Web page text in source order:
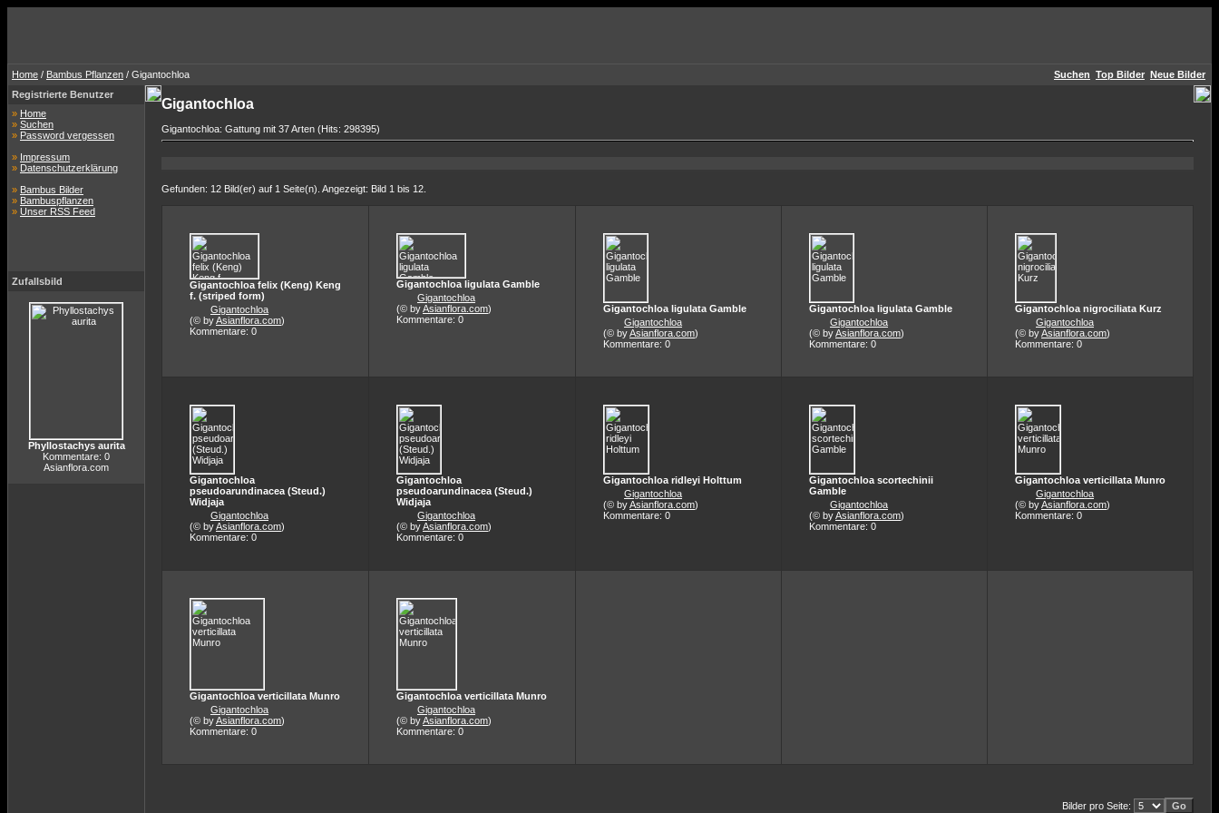
Home / Bambus Pflanzen / Gigantochloa Suchen Top Bilder Neue Bilder
Registrierte Benutzer
» Home
» Suchen
» Password vergessen
» Impressum
» Datenschutzerklärung
» Bambus Bilder
» Bambuspflanzen
» Unser RSS Feed
Zufallsbild
Phyllostachys aurita
Kommentare: 0
Asianflora.com
Gigantochloa
Gigantochloa: Gattung mit 37 Arten (Hits: 298395)
Gefunden: 12 Bild(er) auf 1 Seite(n). Angezeigt: Bild 1 bis 12.
Gigantochloa felix (Keng) Keng
f. (striped form)
Gigantochloa
(© byAsianflora.com)
Kommentare: 0
Gigantochloa ligulata Gamble
Gigantochloa
(© byAsianflora.com)
Kommentare: 0
Gigantochloa ligulata Gamble
Gigantochloa
(© byAsianflora.com)
Kommentare: 0
Gigantochloa ligulata Gamble
Gigantochloa
(© byAsianflora.com)
Kommentare: 0
Gigantochloa nigrociliata Kurz
Gigantochloa
(© byAsianflora.com)
Kommentare: 0
Gigantochloa
pseudoarundinacea (Steud.)
Widjaja
Gigantochloa
(© byAsianflora.com)
Kommentare: 0
Gigantochloa
pseudoarundinacea (Steud.)
Widjaja
Gigantochloa
(© byAsianflora.com)
Kommentare: 0
Gigantochloa ridleyi Holttum
Gigantochloa
(© byAsianflora.com)
Kommentare: 0
Gigantochloa scortechinii
Gamble
Gigantochloa
(© byAsianflora.com)
Kommentare: 0
Gigantochloa verticillata Munro
Gigantochloa
(© byAsianflora.com)
Kommentare: 0
Gigantochloa verticillata Munro
Gigantochloa
(© byAsianflora.com)
Kommentare: 0
Gigantochloa verticillata Munro
Gigantochloa
(© byAsianflora.com)
Kommentare: 0
Bilder pro Seite: